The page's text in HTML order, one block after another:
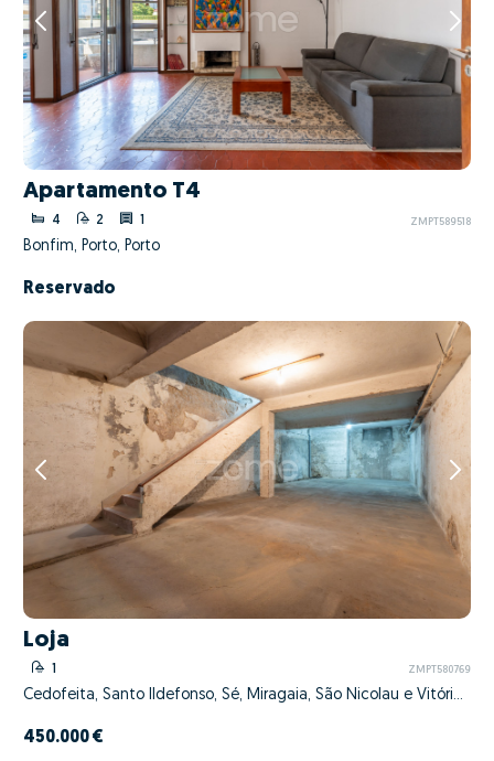
Apartamento T4
4 2 ZMPT589518
Bonfim, Porto, Porto
Reservado
Loja
1 ZMPT580769
Cedofeita, Santo Ildefonso, Sé, Miragaia, São Nicolau e Vitória, Porto, Porto
450.000 €